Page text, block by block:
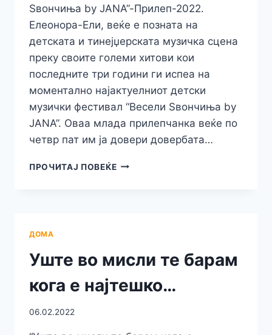
Ѕвончиња by JANA”-Прилеп-2022.
Елеонора-Ели, веќе е позната на
детската и тинејџерската музичка сцена
преку своите големи хитови кои
последните три години ги испеа на
моментално најактуелниот детски
музички фестивал “Весели Ѕвончиња by
JANA”. Оваа млада прилепчанка веќе по
четвр пат им ја довери довербата…
ПРОЧИТАЈ ПОВЕЌЕПРИЛЕПЧАНКАТА
ЅВОНЧИЊА
JANA”-2022
ДОМА
Уште во мисли те барам
кога е најтешко…
06.02.2022